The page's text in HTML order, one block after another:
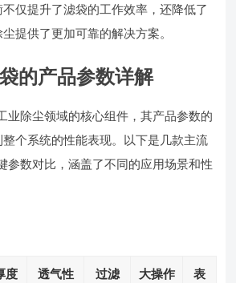
仅提升了滤袋的工作效率，还降低了
提供了更加可靠的解决方案。
的产品参数详解
业除尘领域的核心组件，其产品参数的
个系统的性能表现。以下是几款主流
参数对比，涵盖了不同的应用场景和性
度 透气性 过滤 大操作 表